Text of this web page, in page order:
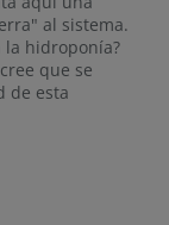
al sistema.
la hidroponía?
que se
de esta